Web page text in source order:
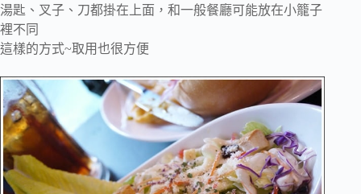
湯匙、叉子、刀都掛在上面，和一般餐廳可能放在小籠子
裡不同
這樣的方式~取用也很方便